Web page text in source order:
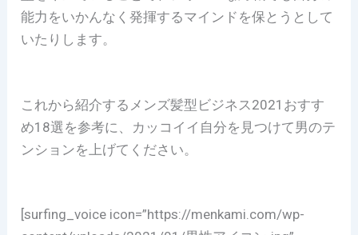
能力をいかんなく発揮するマインドを保とうとして
いたりします。
これから紹介するメンズ髪型ビジネス2021おすす
め18選を参考に、カッコイイ自分を見つけて男のテ
ンションを上げてください。
[surfing_voice icon=”https://menkami.com/wp-